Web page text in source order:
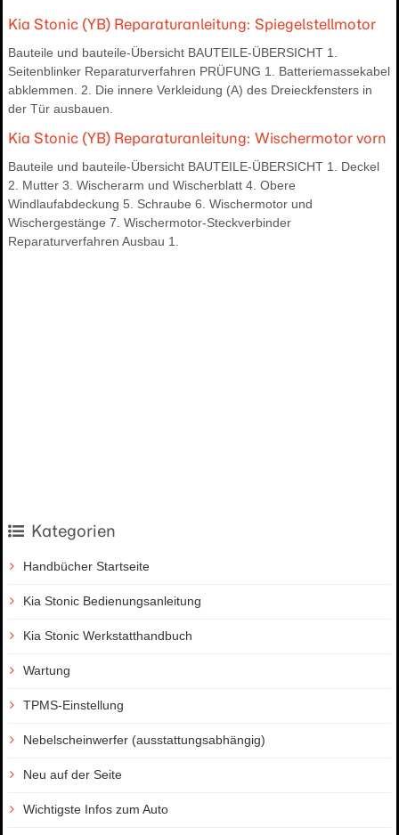
Kia Stonic (YB) Reparaturanleitung: Spiegelstellmotor
Bauteile und bauteile-Übersicht BAUTEILE-ÜBERSICHT 1.
Seitenblinker Reparaturverfahren PRÜFUNG 1. Batteriemassekabel
abklemmen. 2. Die innere Verkleidung (A) des Dreieckfensters in
der Tür ausbauen.
Kia Stonic (YB) Reparaturanleitung: Wischermotor vorn
Bauteile und bauteile-Übersicht BAUTEILE-ÜBERSICHT 1. Deckel
2. Mutter 3. Wischerarm und Wischerblatt 4. Obere
Windlaufabdeckung 5. Schraube 6. Wischermotor und
Wischergestänge 7. Wischermotor-Steckverbinder
Reparaturverfahren Ausbau 1.
Kategorien
Handbücher Startseite
Kia Stonic Bedienungsanleitung
Kia Stonic Werkstatthandbuch
Wartung
TPMS-Einstellung
Nebelscheinwerfer (ausstattungsabhängig)
Neu auf der Seite
Wichtigste Infos zum Auto